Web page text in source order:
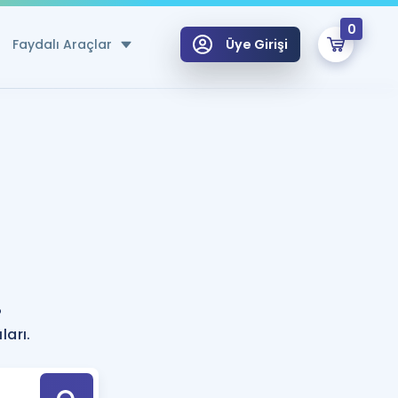
Faydalı Araçlar
Hesaplama Aracı
için Öneriler
Tek Takvimde
Üye Girişi
0
Hoca ile seni sınava hazırlayacak onlarca eğitim seni bekliyor!